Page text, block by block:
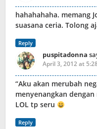
hahahahaha. memang
suasana ceria. Tolong
Reply
puspitadonna
April 3, 2012 at
“Aku akan merubah
menyenangkan
LOL tp seru
Reply